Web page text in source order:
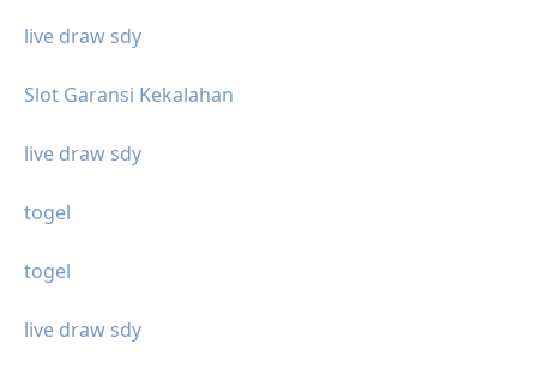
live draw sdy
Slot Garansi Kekalahan
live draw sdy
togel
togel
live draw sdy